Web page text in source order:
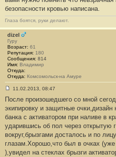
безопасности кровью написана.
Глаза боятся, руки делают.
dizel
Гуру
Возраст: 61
Репутация: 180
Сообщения: 814
Имя: Владимир
Откуда:
Откуда: Комсомольск-на Амуре
о
б
щ
н
и
#
3
11.02.2013, 08:47
После произошедшего со мной
экипировку и защитные очки,дизайн
банка с активатором при наливе в
ударившись об пол через открытую
вокруг,брызгами досталось и по
глазам.Хорошо,что был в очках
),увидел на стеклах брызги